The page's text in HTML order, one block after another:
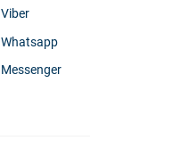
Viber
Whatsapp
Messenger